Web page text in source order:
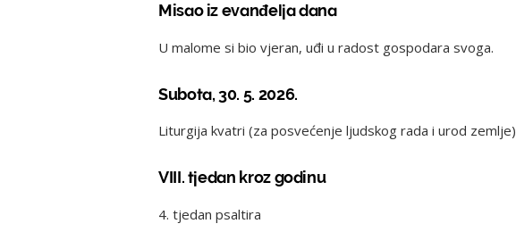
Misao iz evanđelja dana
U malome si bio vjeran, uđi u radost gospodara svoga.
Subota, 30. 5. 2026.
Liturgija kvatri (za posvećenje ljudskog rada i urod zemlje)
VIII. tjedan kroz godinu
4. tjedan psaltira